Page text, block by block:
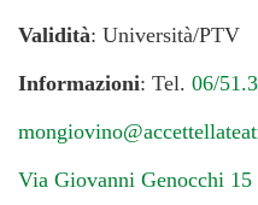
Validità: Università/PTV
Informazioni: Tel. 06/
Via Giovanni Genocchi 15